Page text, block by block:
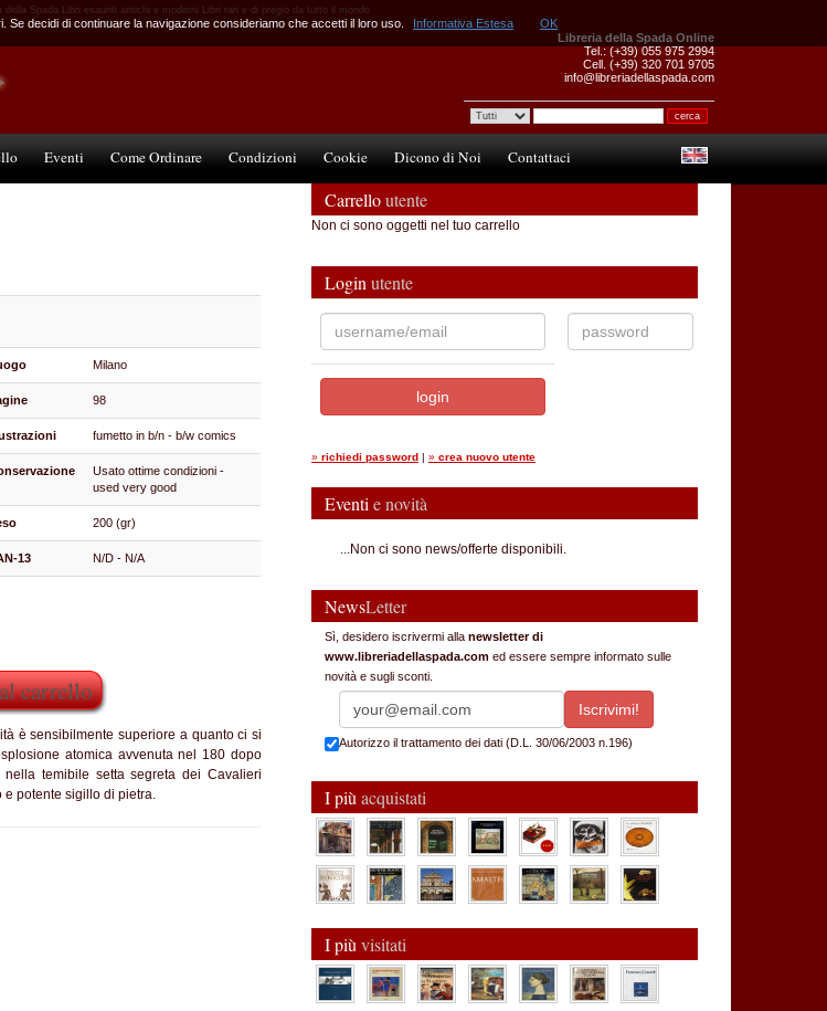
della Spada Libri esauriti antichi e moderni Libri rari e di pregio da tutto il mondo
Libreria della Spada Online
Tel.: (+39) 055 975 2994
Cell. (+39) 320 701 9705
info@libreriadellaspada.com
Eventi Come Ordinare Condizioni Cookie Dicono di Noi Contattaci
Milano
98
fumetto in b/n - b/w comics
Usato ottime condizioni -
used very good
200 (gr)
13 N/D - N/A
al carrello
è sensibilmente superiore a quanto ci si
atomica avvenuta nel 180 dopo
temibile setta segreta dei Cavalieri
e potente sigillo di pietra.
Carrelloutente
Non ci sono oggetti nel tuo carrello
Login utente
» richiedi password | » crea nuovo utente
Eventi e novità
...Non ci sono news/offerte disponibili.
NewsLetter
Sì, desidero iscrivermi alla newsletter di
www.libreriadellaspada.com ed essere sempre informato sulle
novità e sugli sconti.
Autorizzo il trattamento dei dati (D.L. 30/06/2003 n.196)
I più acquistati
I più visitati
decidi di continuare la navigazione consideriamo che accetti il loro uso. Informativa Estesa OK